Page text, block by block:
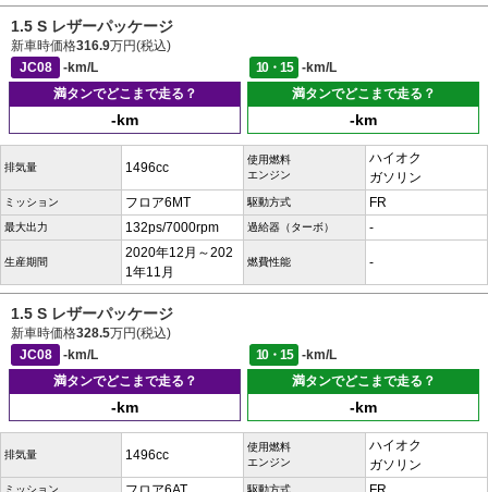
1.5 S レザーパッケージ
新車時価格316.9万円(税込)
JC08
-km/L 10・15
-km/L
満タンでどこまで走る？
-km
満タンでどこまで走る？
-km
排気量 1496cc
使用燃料
エンジン
ハイオク
ガソリン
ミッション フロア6MT 駆動方式 FR
最大出力 132ps/7000rpm 過給器（ターボ） -
生産期間
2020年12月～202
1年11月
燃費性能 -
1.5 S レザーパッケージ
新車時価格328.5万円(税込)
JC08
-km/L 10・15
-km/L
満タンでどこまで走る？
-km
満タンでどこまで走る？
-km
排気量 1496cc
使用燃料
エンジン
ハイオク
ガソリン
ミッション 駆動方式